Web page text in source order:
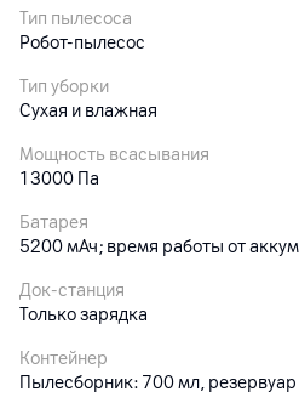
Тип пылесоса
Робот-пылесос
Тип уборки
Сухая и влажная
Мощность всасывания
13000 Па
Батарея
5200 мАч; время работы от
Док-станция
Только зарядка
Контейнер
Пылесборник: 700 мл,